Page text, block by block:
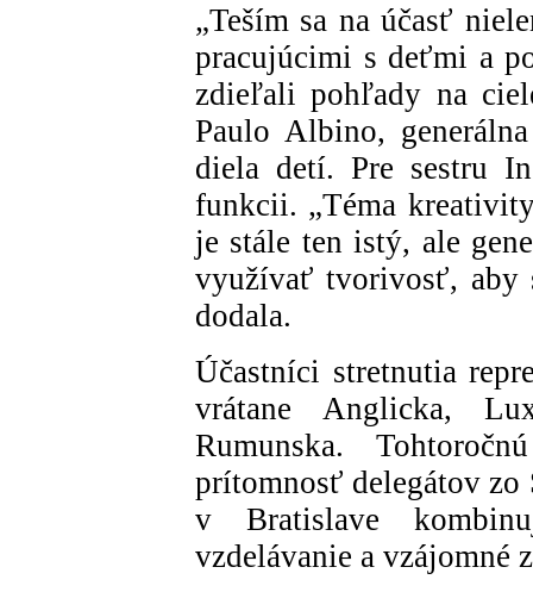
„Teším sa na účasť
pracujúcimi s deťmi a
zdieľali pohľady na
Paulo Albino,
diela detí. Pre sestru
funkcii. „Téma
je stále ten istý, ale
využívať tvorivosť, aby
dodala.
Účastníci stretnutia
vrátane Anglicka,
Rumunska.
prítomnosť delegátov zo
v Bratislave
vzdelávanie a vzájomné